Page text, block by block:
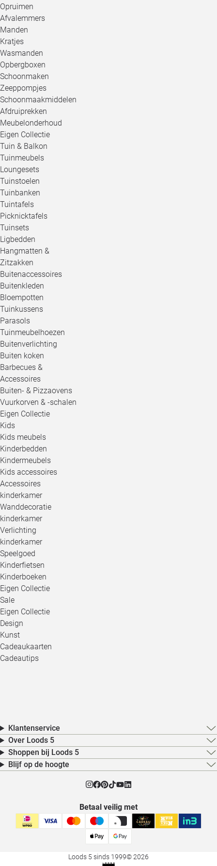
Opruimen
Afvalemmers
Manden
Kratjes
Wasmanden
Opbergboxen
Schoonmaken
Zeeppompjes
Schoonmaakmiddelen
Afdruiprekken
Meubelonderhoud
Eigen Collectie
Tuin & Balkon
Tuinmeubels
Loungesets
Tuinstoelen
Tuinbanken
Tuintafels
Picknicktafels
Tuinsets
Ligbedden
Hangmatten &
Zitzakken
Buitenaccessoires
Buitenkleden
Bloempotten
Tuinkussens
Parasols
Tuinmeubelhoezen
Buitenverlichting
Buiten koken
Barbecues &
Accessoires
Buiten- & Pizzaovens
Vuurkorven & -schalen
Eigen Collectie
Kids
Kids meubels
Kinderbedden
Kindermeubels
Kids accessoires
Accessoires
kinderkamer
Wanddecoratie
kinderkamer
Verlichting
kinderkamer
Speelgoed
Kinderfietsen
Kinderboeken
Eigen Collectie
Sale
Eigen Collectie
Design
Kunst
Cadeaukaarten
Cadeautips
Klantenservice
Over Loods 5
Shoppen bij Loods 5
Blijf op de hoogte
Betaal veilig met
Loods 5 sinds 1999© 2026